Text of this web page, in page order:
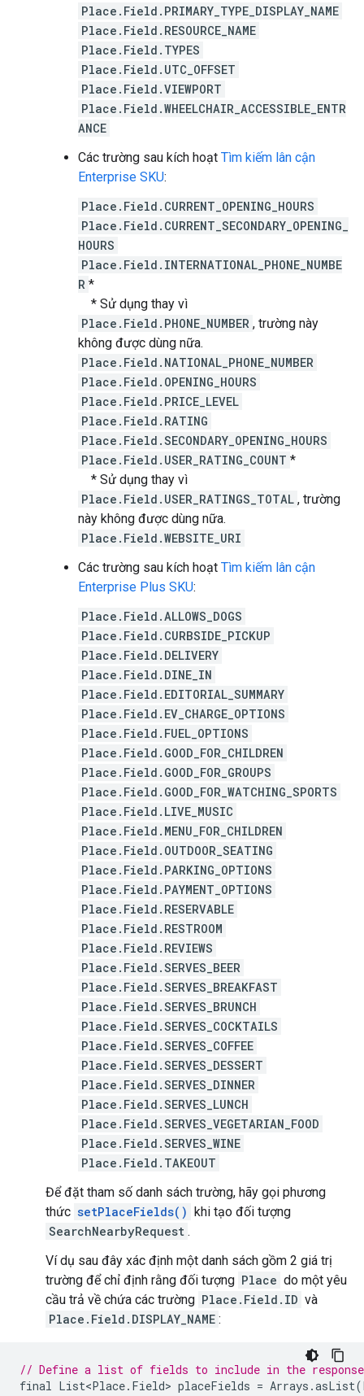
Place.Field.PRIMARY_TYPE_DISPLAY_NAME
Place.Field.RESOURCE_NAME
Place.Field.TYPES
Place.Field.UTC_OFFSET
Place.Field.VIEWPORT
Place.Field.WHEELCHAIR_ACCESSIBLE_ENTR
ANCE
Các trường sau kích hoạt Tìm kiếm lân cận
Enterprise SKU:
Place.Field.CURRENT_OPENING_HOURS
Place.Field.CURRENT_SECONDARY_OPENING_
HOURS
Place.Field.INTERNATIONAL_PHONE_NUMBE
R *
* Sử dụng thay vì
Place.Field.PHONE_NUMBER , trường này
không được dùng nữa.
Place.Field.NATIONAL_PHONE_NUMBER
Place.Field.OPENING_HOURS
Place.Field.PRICE_LEVEL
Place.Field.RATING
Place.Field.SECONDARY_OPENING_HOURS
Place.Field.USER_RATING_COUNT *
* Sử dụng thay vì
Place.Field.USER_RATINGS_TOTAL , trường
này không được dùng nữa.
Place.Field.WEBSITE_URI
Các trường sau kích hoạt Tìm kiếm lân cận
Enterprise Plus SKU:
Place.Field.ALLOWS_DOGS
Place.Field.CURBSIDE_PICKUP
Place.Field.DELIVERY
Place.Field.DINE_IN
Place.Field.EDITORIAL_SUMMARY
Place.Field.EV_CHARGE_OPTIONS
Place.Field.FUEL_OPTIONS
Place.Field.GOOD_FOR_CHILDREN
Place.Field.GOOD_FOR_GROUPS
Place.Field.GOOD_FOR_WATCHING_SPORTS
Place.Field.LIVE_MUSIC
Place.Field.MENU_FOR_CHILDREN
Place.Field.OUTDOOR_SEATING
Place.Field.PARKING_OPTIONS
Place.Field.PAYMENT_OPTIONS
Place.Field.RESERVABLE
Place.Field.RESTROOM
Place.Field.REVIEWS
Place.Field.SERVES_BEER
Place.Field.SERVES_BREAKFAST
Place.Field.SERVES_BRUNCH
Place.Field.SERVES_COCKTAILS
Place.Field.SERVES_COFFEE
Place.Field.SERVES_DESSERT
Place.Field.SERVES_DINNER
Place.Field.SERVES_LUNCH
Place.Field.SERVES_VEGETARIAN_FOOD
Place.Field.SERVES_WINE
Place.Field.TAKEOUT
Để đặt tham số danh sách trường, hãy gọi phương
thức setPlaceFields() khi tạo đối tượng
SearchNearbyRequest .
Ví dụ sau đây xác định một danh sách gồm 2 giá trị
trường để chỉ định rằng đối tượng Place do một yêu
cầu trả về chứa các trường Place.Field.ID và
Place.Field.DISPLAY_NAME :
// Define a list of fields to include in the response
final List<Place. Field> placeFields = Arrays .asList(